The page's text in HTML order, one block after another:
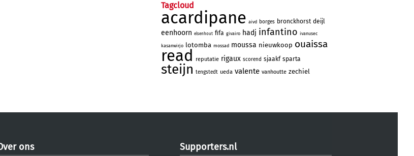
Tagcloud
acardipane aivd borges bronckhorst deijl
eenhoorn elsenhout fifa givairo hadj infantino ivanusec
kasanwirjo lotomba mossad moussa nieuwkoop ouaissa
read reputatie rigaux scorend sjaakf sparta
steijn tengstedt ueda valente vanhoutte zechiel
ons Supporters.nl